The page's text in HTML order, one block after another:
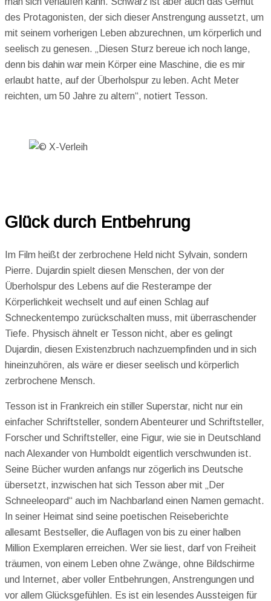
des Protagonisten, der sich dieser Anstrengung aussetzt, um
mit seinem vorherigen Leben abzurechnen, um körperlich und
seelisch zu genesen. „Diesen Sturz bereue ich noch lange,
denn bis dahin war mein Körper eine Maschine, die es mir
erlaubt hatte, auf der Überholspur zu leben. Acht Meter
reichten, um 50 Jahre zu altern“, notiert Tesson.
Glück durch Entbehrung
Im Film heißt der zerbrochene Held nicht Sylvain, sondern
Pierre. Dujardin spielt diesen Menschen, der von der
Überholspur des Lebens auf die Resterampe der
Körperlichkeit wechselt und auf einen Schlag auf
Schneckentempo zurückschalten muss, mit überraschender
Tiefe. Physisch ähnelt er Tesson nicht, aber es gelingt
Dujardin, diesen Existenzbruch nachzuempfinden und in sich
hineinzuhören, als wäre er dieser seelisch und körperlich
zerbrochene Mensch.
Tesson ist in Frankreich ein stiller Superstar, nicht nur ein
einfacher Schriftsteller, sondern Abenteurer und Schriftsteller,
Forscher und Schriftsteller, eine Figur, wie sie in Deutschland
nach Alexander von Humboldt eigentlich verschwunden ist.
Seine Bücher wurden anfangs nur zögerlich ins Deutsche
übersetzt, inzwischen hat sich Tesson aber mit „Der
Schneeleopard“ auch im Nachbarland einen Namen gemacht.
In seiner Heimat sind seine poetischen Reiseberichte
allesamt Bestseller, die Auflagen von bis zu einer halben
Million Exemplaren erreichen. Wer sie liest, darf von Freiheit
träumen, von einem Leben ohne Zwänge, ohne Bildschirme
und Internet, aber voller Entbehrungen, Anstrengungen und
vor allem Glücksgefühlen. Es ist ein lesendes Aussteigen für